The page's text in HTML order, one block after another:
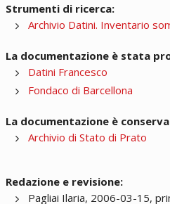
Strumenti di ricerca:
Archivio Datini. Inventario
La documentazione è stata
Datini Francesco
Fondaco di Barcellona
La documentazione è
Archivio di Stato di Prato
Redazione e revisione:
Pagliai Ilaria, 2006-03-15,